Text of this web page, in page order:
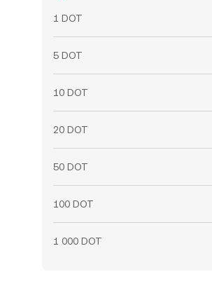
1 DOT
5 DOT
10 DOT
20 DOT
50 DOT
100 DOT
1 000 DOT